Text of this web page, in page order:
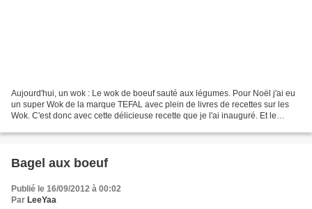
Aujourd'hui, un wok : Le wok de boeuf sauté aux légumes. Pour Noël j'ai eu
un super Wok de la marque TEFAL avec plein de livres de recettes sur les
Wok. C'est donc avec cette délicieuse recette que je l'ai inauguré. Et le
Bagel aux boeuf
Publié le 16/09/2012 à 00:02
Par LeeYaa